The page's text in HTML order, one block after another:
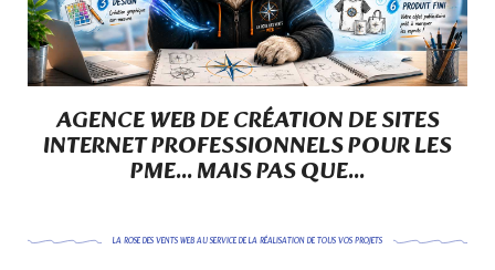
AGENCE WEB DE CRÉATION DE SITES
INTERNET PROFESSIONNELS POUR LES
PME... MAIS PAS QUE...
LA ROSE DES VENTS WEB AU SERVICE DE LA RÉALISATION DE TOUS VOS PROJETS